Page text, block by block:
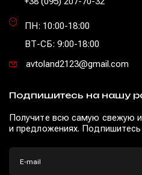
ПН: 10:00-18:00
ВТ-СБ: 9:00-18:00
avtoland2123@gmail.com
Подпишитесь на нашу
Получите всю самую свежую
и предложениях. Подпишитесь